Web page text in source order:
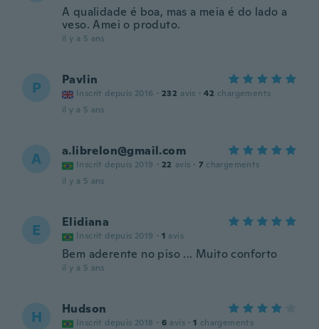
A qualidade é boa, mas a meia é do lado a
veso. Amei o produto.
il y a 5 ans
P Pavlin
Inscrit depuis 2016 · 232 avis · 42 chargements
il y a 5 ans
A a.librelon@gmail.com
Inscrit depuis 2019 · 22 avis · 7 chargements
il y a 5 ans
E Elidiana
Inscrit depuis 2019 · 1 avis
Bem aderente no piso ... Muito conforto
il y a 5 ans
H Hudson
Inscrit depuis 2018 · 6 avis · 1 chargements